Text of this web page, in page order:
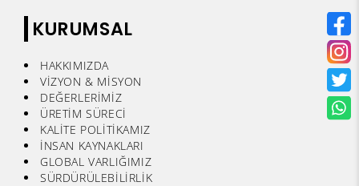
KURUMSAL
HAKKIMIZDA
VİZYON & MİSYON
DEĞERLERİMİZ
ÜRETİM SÜRECİ
KALİTE POLİTİKAMIZ
İNSAN KAYNAKLARI
GLOBAL VARLIĞIMIZ
SÜRDÜRÜLEBİLİRLİK